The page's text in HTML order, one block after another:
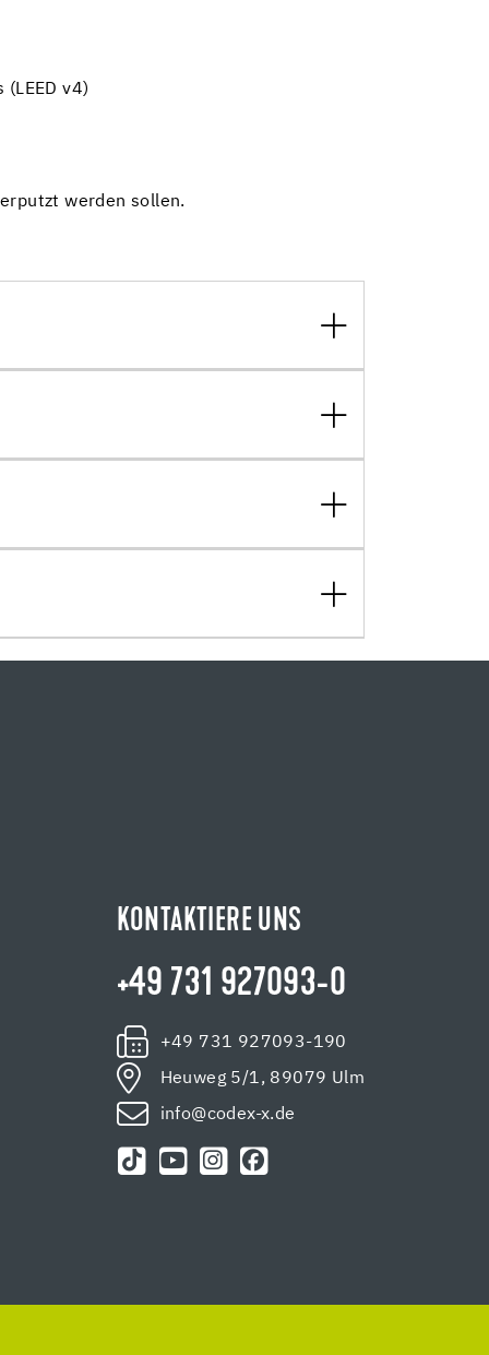
v4)
werden sollen.
KONTAKTIERE UNS
+49 731 927093-0
+49 731 927093-190
Heuweg 5/1, 89079 Ulm
info@codex-x.de